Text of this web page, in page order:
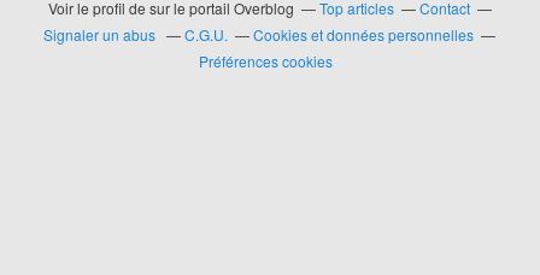
Voir le profil de sur le portail Overblog Top articles
Contact
Signaler un abus
C.G.U.
Cookies et données personnelles
Préférences cookies